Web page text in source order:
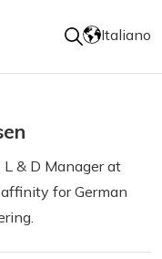
Italiano
& D Manager at
for German